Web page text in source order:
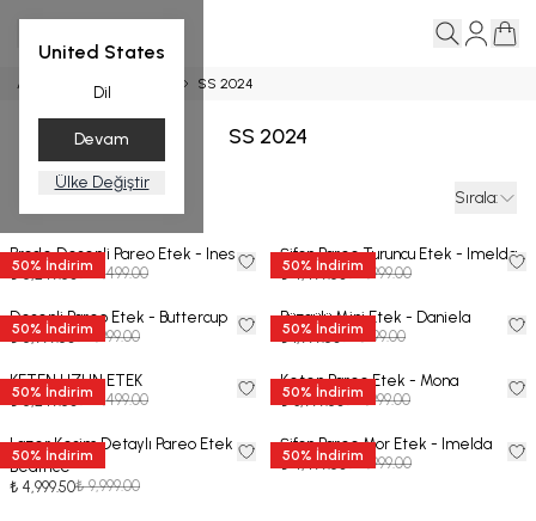
United States
Dil
Devam
Ülke Değiştir
Ana Sayfa PAREO ETEK SS 2024
SS 2024
Sırala:
50% İndirim
Brode Desenli Pareo Etek - Ines
₺ 5,249.50₺ 10,499.00 50% İndirim
Şifon Pareo Turuncu Etek - Imelda
₺ 4,499.50 ₺ 8,999.00
50% İndirim
Desenli Pareo Etek - Buttercup
₺ 5,999.50 ₺ 11,999.00 50% İndirim
Büzgülü Mini Etek - Daniela
₺ 1,999.50₺ 3,999.00
50% İndirim
KETEN UZUN ETEK
₺ 5,249.50₺ 10,499.00 50% İndirim
Keten Pareo Etek - Mona
₺ 3,999.50 ₺ 7,999.00
50% İndirim
Lazer Kesim Detaylı Pareo Etek -
Beatrice
₺ 4,999.50₺ 9,999.00
50% İndirim
Şifon Pareo Mor Etek - Imelda
₺ 4,499.50 ₺ 8,999.00